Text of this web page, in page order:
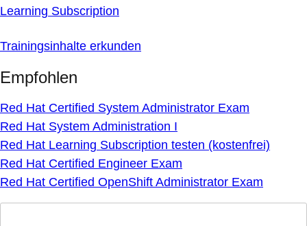
Learning Subscription
Trainingsinhalte erkunden
Empfohlen
Red Hat Certified System Administrator Exam
Red Hat System Administration I
Red Hat Learning Subscription testen (kostenfrei)
Red Hat Certified Engineer Exam
Red Hat Certified OpenShift Administrator Exam